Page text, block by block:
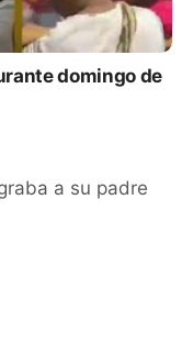
domingo de